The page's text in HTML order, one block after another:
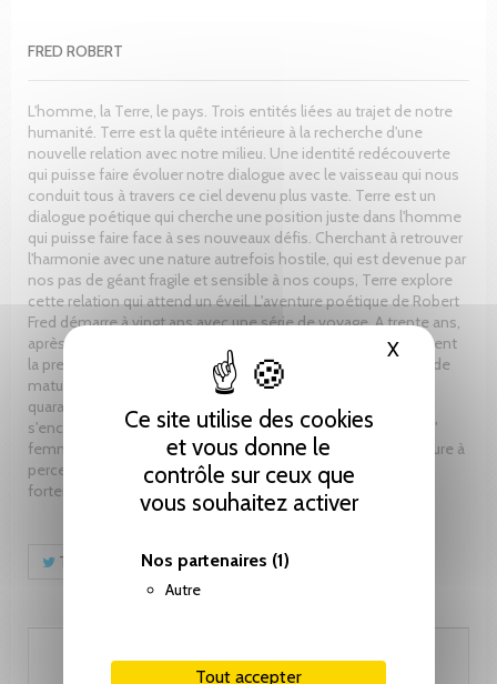
Ce site utilise des cookies
et vous donne le
contrôle sur ceux que
vous souhaitez activer
Nos partenaires (1)
Autre
Tout accepter
XMasquer
FRED ROBERT
L'homme, la Terre, le pays. Trois entités liées au trajet de notre
humanité. Terre est la quête intérieure à la recherche d'une
nouvelle relation avec notre milieu. Une identité redécouverte
qui puisse faire évoluer notre dialogue avec le vaisseau qui nous
conduit tous à travers ce ciel devenu plus vaste. Terre est un
dialogue poétique qui cherche une position juste dans l'homme
qui puisse faire face à ses nouveaux défis. Cherchant à retrouver
l'harmonie avec une nature autrefois hostile, qui est devenue par
nos pas de géant fragile et sensible à nos coups, Terre explore
cette relation qui attend un éveil. L'aventure poétique de Robert
Fred démarre à vingt ans avec une série de voyage. A trente ans,
après une médaille obtenue aux Arts et Lettres de Lutèce, vient
la première publication : " Regard et Liberté ". Encore dix ans de
maturation, et tout explose lors d'un séjour à Amsterdam. A
quarante ans, il retrouve son ami Gérard Guy à Paris, avec qui
s'enchaînent trois publications : " Cascades ", " Ogresse " et "
femme ". Le poète cherche à travers une exploration intérieure à
percer les traits vaniteux de l'homme qui le pousse dans sa
forteresse d'ivoire à trahir son chemin de vérité.
Tweet Partager Pinterest
23.60 CHF